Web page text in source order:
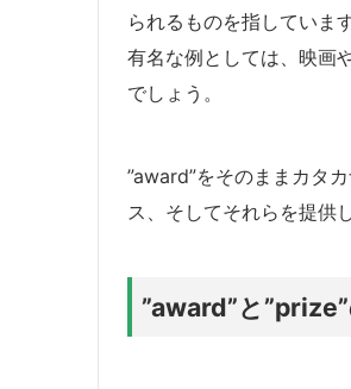
られるものを指しています
有名な例としては、映画
でしょう。
”award”をそのままカタ
ス、そしてそれらを提供
”award”と